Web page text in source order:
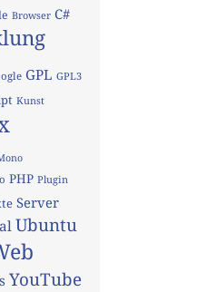
Browser C#
GPL GPL3
Kunst
PHP Plugin
Server
Ubuntu
YouTube